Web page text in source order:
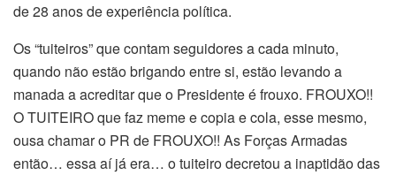
de 28 anos de experiência política.
Os “tuiteiros” que contam seguidores a cada minuto,
quando não estão brigando entre si, estão levando a
manada a acreditar que o Presidente é frouxo. FROUXO!!
O TUITEIRO que faz meme e copia e cola, esse mesmo,
ousa chamar o PR de FROUXO!! As Forças Armadas
então… essa aí já era… o tuiteiro decretou a inaptidão das